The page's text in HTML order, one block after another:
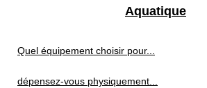
Aquatique
Quel équipement choisir pour...
dépensez-vous physiquement...